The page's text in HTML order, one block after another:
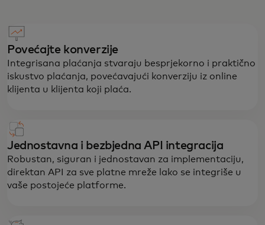
Povećajte konverzije
Integrisana plaćanja stvaraju besprjekorno i praktično
iskustvo plaćanja, povećavajući konverziju iz online
klijenta u klijenta koji plaća.
Jednostavna i bezbjedna API integracija
Robustan, siguran i jednostavan za implementaciju,
direktan API za sve platne mreže lako se integriše u
vaše postojeće platforme.